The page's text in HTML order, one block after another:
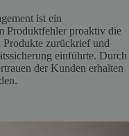
ist ein
Produktfehler proaktiv die
zurückrief und
einführte. Durch
der Kunden erhalten